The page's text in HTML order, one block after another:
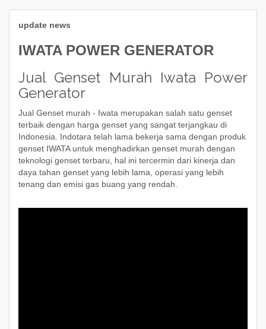
update news
IWATA POWER GENERATOR
Jual Genset Murah Iwata Power
Generator
Jual Genset murah - Iwata merupakan salah satu genset
terbaik dengan harga genset yang sangat terjangkau di
Indonesia. Indotara telah lama bekerja sama dengan produk
genset IWATA untuk menghadirkan genset murah dengan
teknologi genset terbaru, hal ini tercermin dari kinerja dan
daya tahan genset yang lebih lama, operasi yang lebih
tenang dan emisi gas buang yang rendah.